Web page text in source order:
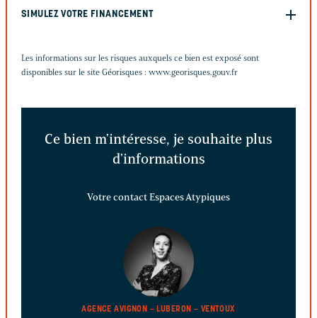
SIMULEZ VOTRE FINANCEMENT
Les informations sur les risques auxquels ce bien est exposé sont
disponibles sur le site Géorisques : www.georisques.gouv.fr
Ce bien m'intéresse, je souhaite plus
d'informations
Votre contact Espaces Atypiques
AGENCE AVIGNON – LUBERON – VENTOUX